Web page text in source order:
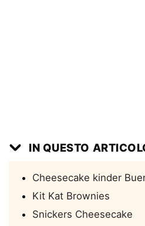
IN QUESTO
Cheesecake kinder
Kit Kat Brownies
Snickers Cheesecake